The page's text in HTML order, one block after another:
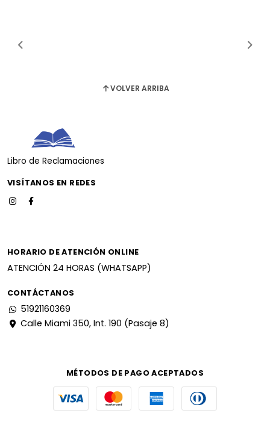
VOLVER ARRIBA
Libro de Reclamaciones
VISÍTANOS EN REDES
HORARIO DE ATENCIÓN ONLINE
ATENCIÓN 24 HORAS (WHATSAPP)
CONTÁCTANOS
51921160369
Calle Miami 350, Int. 190 (Pasaje 8)
MÉTODOS DE PAGO ACEPTADOS